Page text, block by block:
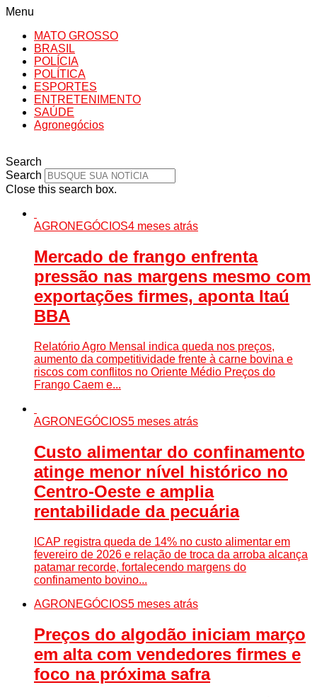
Menu
MATO GROSSO
BRASIL
POLÍCIA
POLÍTICA
ESPORTES
ENTRETENIMENTO
SAÚDE
Agronegócios
Search
Search
Close this search box.
AGRONEGÓCIOS4 meses atrás
Mercado de frango enfrenta
pressão nas margens mesmo com
exportações firmes, aponta Itaú
BBA
Relatório Agro Mensal indica queda nos preços,
aumento da competitividade frente à carne bovina e
riscos com conflitos no Oriente Médio Preços do
Frango Caem e...
AGRONEGÓCIOS5 meses atrás
Custo alimentar do confinamento
atinge menor nível histórico no
Centro-Oeste e amplia
rentabilidade da pecuária
ICAP registra queda de 14% no custo alimentar em
fevereiro de 2026 e relação de troca da arroba alcança
patamar recorde, fortalecendo margens do
confinamento bovino...
AGRONEGÓCIOS5 meses atrás
Preços do algodão iniciam março
em alta com vendedores firmes e
foco na próxima safra